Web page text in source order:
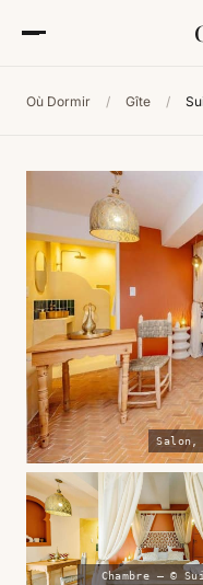
Où Dormir / Gîte /
Salon,
Chambre — ©